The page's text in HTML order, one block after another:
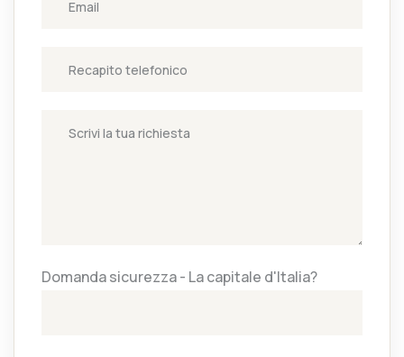
Domanda sicurezza - La capitale d'Italia?